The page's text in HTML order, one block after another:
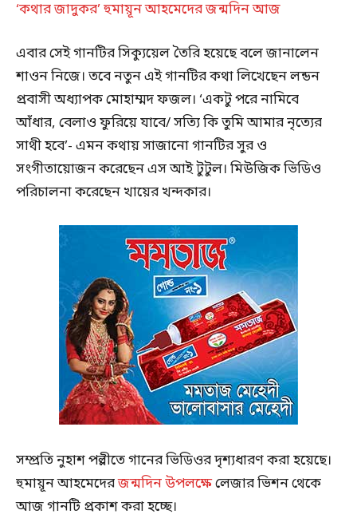
‘কথার জাদুকর’ হুমায়ূন আহমেদের জন্মদিন আজ
এবার সেই গানটির সিক্যুয়েল তৈরি হয়েছে বলে জানালেন
শাওন নিজে। তবে নতুন এই গানটির কথা লিখেছেন লন্ডন
প্রবাসী অধ্যাপক মোহাম্মদ ফজল। ‘একটু পরে নামিবে
আঁধার, বেলাও ফুরিয়ে যাবে/ সত্যি কি তুমি আমার নৃত্যের
সাথী হবে’- এমন কথায় সাজানো গানটির সুর ও
সংগীতায়োজন করেছেন এস আই টুটুল। মিউজিক ভিডিও
পরিচালনা করেছেন খায়ের খন্দকার।
সম্প্রতি নুহাশ পল্লীতে গানের ভিডিওর দৃশ্যধারণ করা হয়েছে।
হুমায়ূন আহমেদেরজন্মদিন উপলক্ষেলেজার ভিশন থেকে
আজ গানটি প্রকাশ করা হচ্ছে।